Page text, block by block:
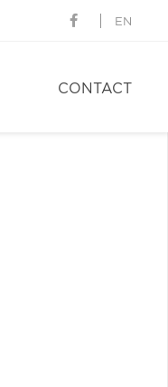
EN
CONTACT